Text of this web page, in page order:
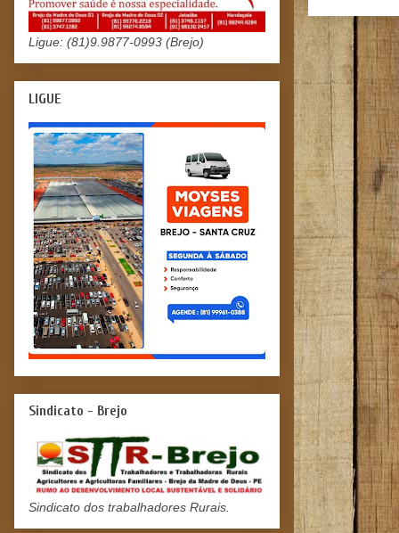
Ligue: (81)9.9877-0993 (Brejo)
LIGUE
Sindicato - Brejo
Sindicato dos trabalhadores Rurais.